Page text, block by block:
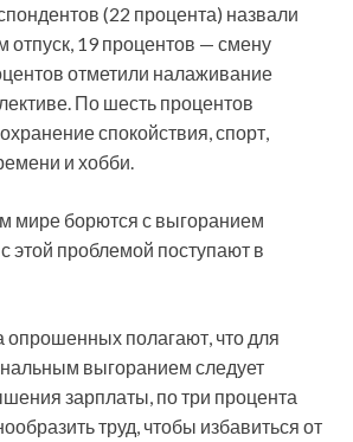
(22 процента) назвали
отпуск, 19 процентов — смену
отметили налаживание
По шесть процентов
спокойствия, спорт,
и хобби.
мире борются с выгоранием
этой проблемой поступают в
опрошенных полагают, что для
выгоранием следует
зарплаты, по три процента
труд, чтобы избавиться от